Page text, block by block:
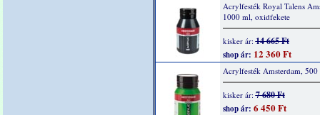
Acrylfesték Royal Talens
1000 ml, oxidfekete
kisker ár:14 665 Ft
shop ár: 12 360 Ft
Acrylfesték Amsterdam,
kisker ár:7 680 Ft
shop ár: 6 450 Ft